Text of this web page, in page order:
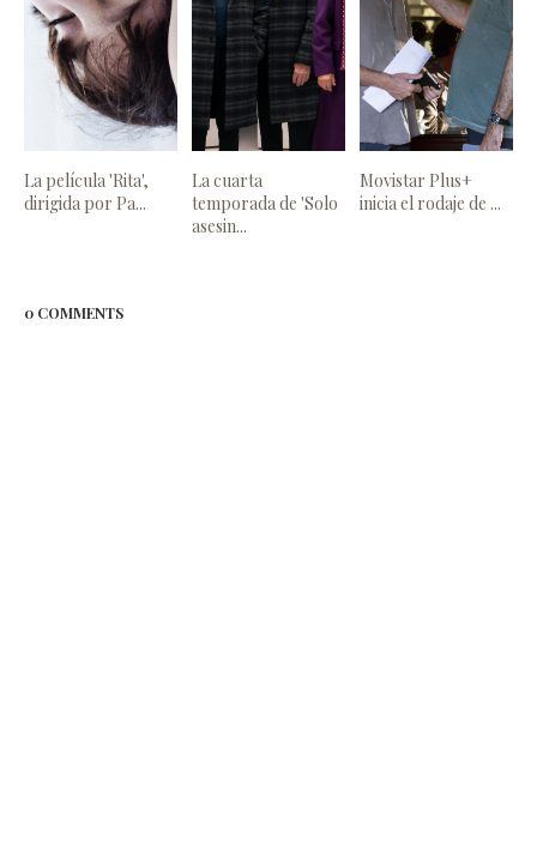
La película 'Rita',
dirigida por Pa...
La cuarta
temporada de 'Solo
asesin...
Movistar Plus+
inicia el rodaje de ...
0 COMMENTS